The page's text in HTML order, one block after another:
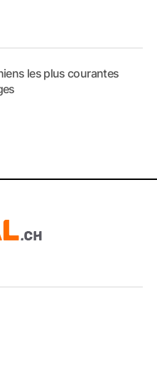
les plus courantes